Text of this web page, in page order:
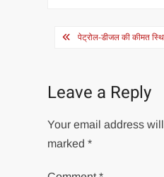
Postपेट्रोल-डीजल की कीमत
Leave a Reply
Your email address
marked*